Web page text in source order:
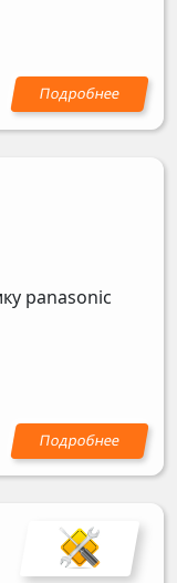
panasonic